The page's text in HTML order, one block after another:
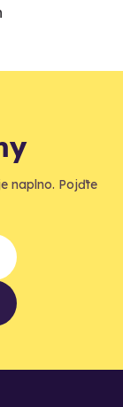
naplno. Pojďte